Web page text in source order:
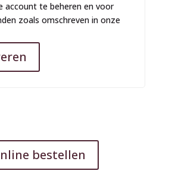
te beheren en voor
zoals omschreven in onze
bestellen